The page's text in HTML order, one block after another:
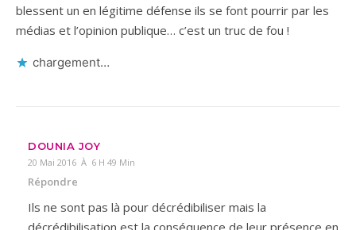
blessent un en légitime défense ils se font pourrir par les
médias et l’opinion publique… c’est un truc de fou !
chargement…
DOUNIA JOY
20 Mai 2016 À 6 H 49 Min
Répondre
Ils ne sont pas là pour décrédibiliser mais la